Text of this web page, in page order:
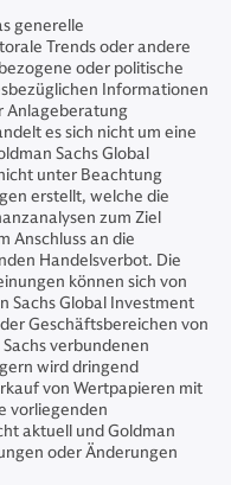
generelle
Trends oder andere
oder politische
Informationen
Anlageberatung
es sich nicht um eine
Sachs Global
unter Beachtung
erstellt, welche die
zum Ziel
Anschluss an die
Handelsverbot. Die
können sich von
Sachs Global Investment
Geschäftsbereichen von
verbundenen
wird dringend
von Wertpapieren mit
vorliegenden
aktuell und Goldman
oder Änderungen